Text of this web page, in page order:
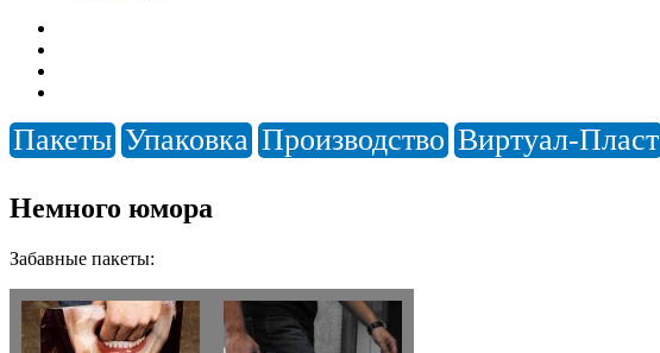
Пакеты Упаковка Производство Виртуал-Пласт
Немного юмора
Забавные пакеты: